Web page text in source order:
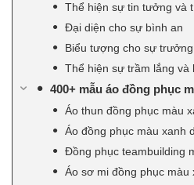
Thể hiện sự tin tưởng và
Đại diện cho sự bình an
Biểu tượng cho sự
Thể hiện sự trầm lắng và
400+ mẫu áo đồng phục
Áo thun đồng phục màu
Áo đồng phục màu xanh
Đồng phục teambuilding
Áo sơ mi đồng phục màu